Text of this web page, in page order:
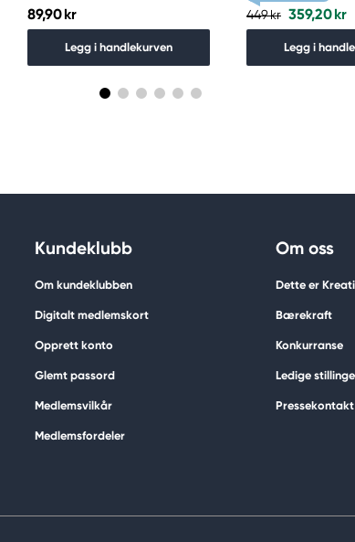
89,90 kr
Legg i handlekurven
449 kr 359,20 kr
Legg i
Kundeklubb
Om kundeklubben
Digitalt medlemskort
Opprett konto
Glemt passord
Medlemsvilkår
Medlemsfordeler
Om oss
Dette er
Bærekraft
Konkurranse
Ledige
Pressekontakt